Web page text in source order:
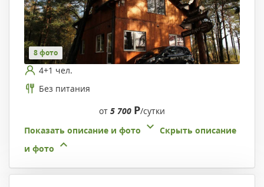
8 фото
4+1 чел.
Без питания
от 5 700 Р/сутки
Показать описание и фото
Скрыть описание
и фото